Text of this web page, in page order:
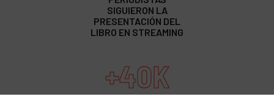
SIGUIERON LA
PRESENTACIÓN DEL
LIBRO EN STREAMING
+40K